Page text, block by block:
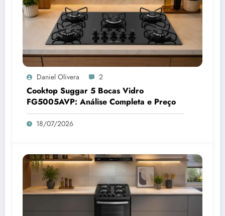
Daniel Olivera 2
Cooktop Suggar 5 Bocas Vidro
FG5005AVP: Análise Completa e Preço
18/07/2026